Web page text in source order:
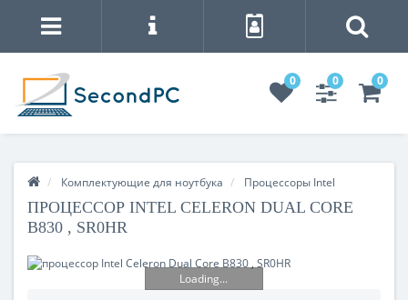
0 0 0
Комплектующие для ноутбука Процессоры Intel
ПРОЦЕССОР INTEL CELERON DUAL CORE
B830 , SR0HR
Loading...